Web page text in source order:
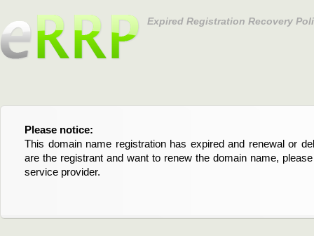
Expired Registration Recovery
Please notice:
This domain name registration has expired and renewal or
are the registrant and want to renew the domain name,
service provider.
Bitte beachten Sie:
Diese Domainregistrierung ist abgelaufen und die
Domain stehen an. Wenn Sie der Registrant sind und
verlängern möchten, kontaktieren Sie bitte Ihren Service-